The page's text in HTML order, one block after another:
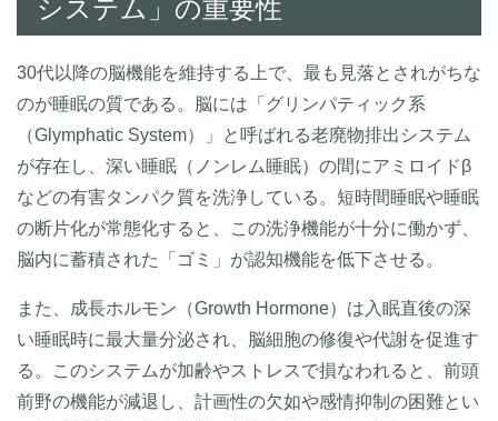
システム」の重要性
30代以降の脳機能を維持する上で、最も見落とされがちな
のが睡眠の質である。脳には「グリンパティック系
（Glymphatic System）」と呼ばれる老廃物排出システム
が存在し、深い睡眠（ノンレム睡眠）の間にアミロイドβ
などの有害タンパク質を洗浄している。短時間睡眠や睡眠
の断片化が常態化すると、この洗浄機能が十分に働かず、
脳内に蓄積された「ゴミ」が認知機能を低下させる。
また、成長ホルモン（Growth Hormone）は入眠直後の深
い睡眠時に最大量分泌され、脳細胞の修復や代謝を促進す
る。このシステムが加齢やストレスで損なわれると、前頭
前野の機能が減退し、計画性の欠如や感情抑制の困難とい